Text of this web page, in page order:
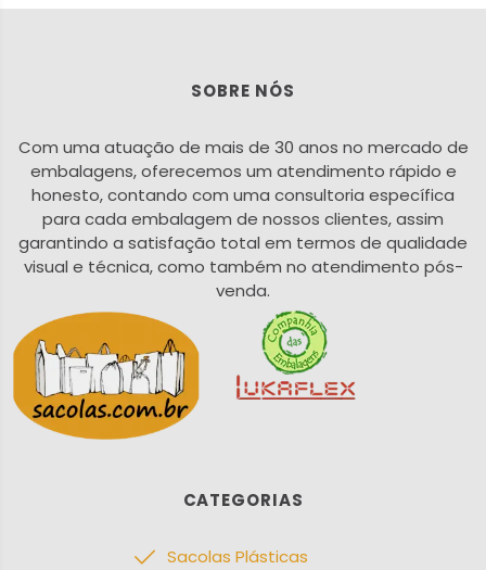
SOBRE NÓS
Com uma atuação de mais de 30 anos no mercado de
embalagens, oferecemos um atendimento rápido e
honesto, contando com uma consultoria específica
para cada embalagem de nossos clientes, assim
garantindo a satisfação total em termos de qualidade
visual e técnica, como também no atendimento pós-
venda.
CATEGORIAS
Sacolas Plásticas